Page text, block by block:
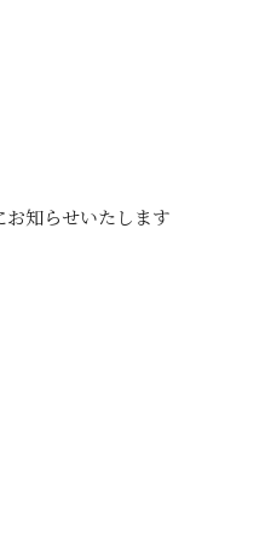
知らせいたします